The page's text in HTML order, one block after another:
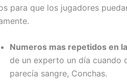
para que los jugadores
Numeros mas repetidos en
de un experto un día cuando
parecía sangre, Conchas.